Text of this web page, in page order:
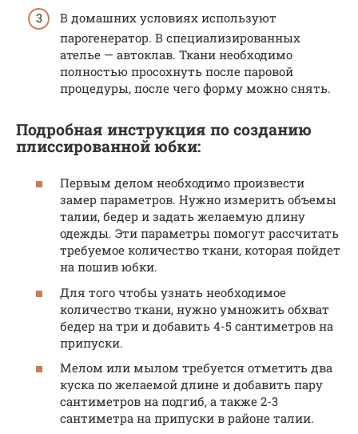
В домашних условиях используют
парогенератор. В специализированных
ателье — автоклав. Ткани необходимо
полностью просохнуть после паровой
процедуры, после чего форму можно снять.
Подробная инструкция по созданию
плиссированной юбки:
Первым делом необходимо произвести
замер параметров. Нужно измерить объемы
талии, бедер и задать желаемую длину
одежды. Эти параметры помогут рассчитать
требуемое количество ткани, которая пойдет
на пошив юбки.
Для того чтобы узнать необходимое
количество ткани, нужно умножить обхват
бедер на три и добавить 4-5 сантиметров на
припуски.
Мелом или мылом требуется отметить два
куска по желаемой длине и добавить пару
сантиметров на подгиб, а также 2-3
сантиметра на припуски в районе талии.